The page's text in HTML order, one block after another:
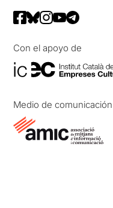
Con el apoyo de
Medio de